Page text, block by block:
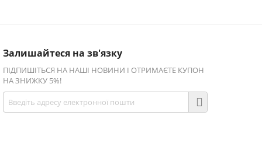
Залишайтеся на зв'язку
ПІДПИШІТЬСЯ НА НАШІ НОВИНИ І ОТРИМАЄТЕ КУПОН
НА ЗНИЖКУ 5%!